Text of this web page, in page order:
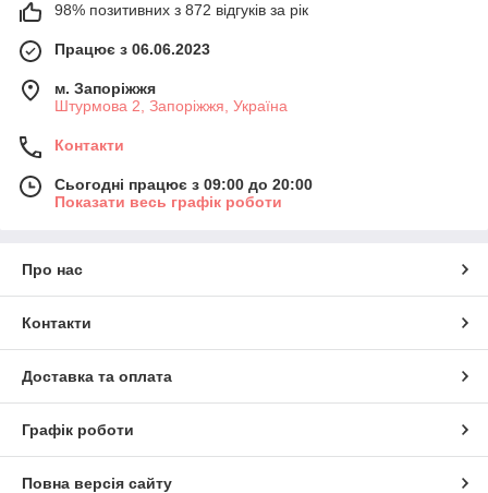
98% позитивних з 872 відгуків за рік
Працює з 06.06.2023
м. Запоріжжя
Штурмова 2, Запоріжжя, Україна
Контакти
Сьогодні працює з 09:00 до 20:00
Показати весь графік роботи
Про нас
Контакти
Доставка та оплата
Графік роботи
Повна версія сайту